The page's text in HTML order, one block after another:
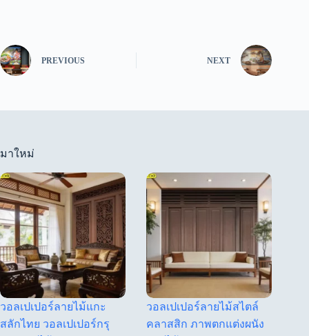
PREVIOUS NEXT
มาใหม่
วอลเปเปอร์ลายไม้แกะ
สลักไทย วอลเปเปอร์กรุ
วอลเปเปอร์ลายไม้สไตล์
คลาสสิก ภาพตกแต่งผนัง